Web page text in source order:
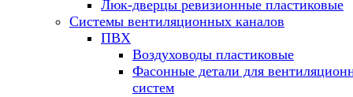
Люк-дверцы ревизионные пластиковые
Системы вентиляционных каналов
ПВХ
Воздуховоды пластиковые
Фасонные детали для
систем